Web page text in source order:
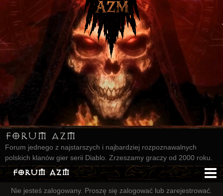
Forum AZM
Forum jednego z najstarszych i najbardziej rozpoznawalnych
polskich klanów gier serii Diablo. Zrzeszamy graczy od 2000 roku.
Forum AZM
Strona AZM
Nie jesteś zalogowany. Proszę się zalogować lub zarejestrować.